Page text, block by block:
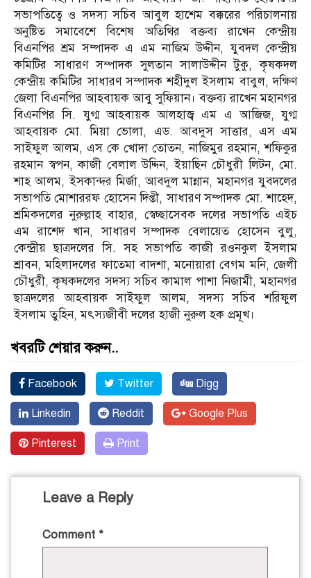
সভাপতিত্বে ও সদস্য সচিব আবুল হাশেম বক্করের পরিচালনায়
অনুষ্টিত সমাবেশে বিশেষ অতিথির বক্তব্য রাখেন কেন্দ্রীয়
বিএনপির শ্রম সম্পাদক এ এম নাজিম উদ্দীন, যুবদল কেন্দ্রীয়
কমিটির সাধারণ সম্পাদক সুলতান সালাউদ্দীন টুকু, কৃষকদল
কেন্দ্রীয় কমিটির সাধারণ সম্পাদক শহীদুল ইসলাম বাবুল, দক্ষিণ
জেলা বিএনপির আহবায়ক আবু সুফিয়ান। বক্তব্য রাখেন মহানগর
বিএনপির সি. যুগ্ম আহবায়ক আলহাজ্ব এম এ আজিজ, যুগ্ম
আহবায়ক মো. মিয়া ভোলা, এড. আবদুস সাত্তার, এস এম
সাইফুল আলম, এস কে খোদা তোতন, নাজিমুর রহমান, শফিকুর
রহমান স্বপন, কাজী বেলাল উদ্দিন, ইয়াছিন চৌধুরী লিটন, মো.
শাহ আলম, ইসকান্দর মির্জা, আবদুল মান্নান, মহানগর যুবদলের
সভাপতি মোশাররফ হোসেন দিপ্তী, সাধারণ সম্পাদক মো. শাহেদ,
শ্রমিকদলের নুরুল্লাহ বাহার, স্বেচ্ছাসেবক দলের সভাপতি এইচ
এম রাশেদ খান, সাধারণ সম্পাদক বেলায়েত হোসেন বুলু,
কেন্দ্রীয় ছাত্রদলের সি. সহ সভাপতি কাজী রওনকুল ইসলাম
শ্রাবন, মহিলাদলের ফাতেমা বাদশা, মনোয়ারা বেগম মনি, জেলী
চৌধুরী, কৃষকদলের সদস্য সচিব কামাল পাশা নিজামী, মহানগর
ছাত্রদলের আহবায়ক সাইফুল আলম, সদস্য সচিব শরিফুল
ইসলাম তুহিন, মৎস্যজীবী দলের হাজী নুরুল হক প্রমূখ।
খবরটি শেয়ার করুন..
Facebook Twitter Digg
Linkedin Reddit Google Plus
Pinterest Print
Leave a Reply
Comment *